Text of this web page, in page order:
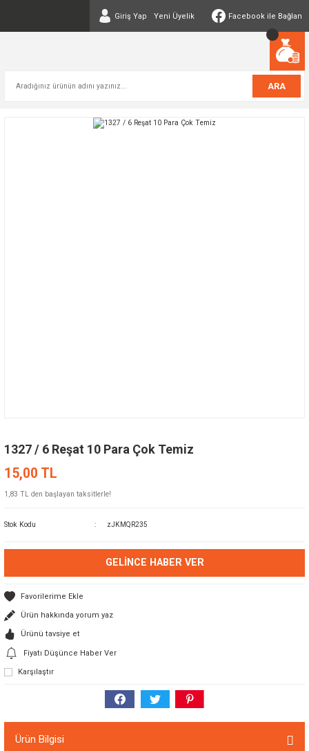
Giriş Yap Yeni Üyelik Facebook ile Bağlan
ARA
1327 / 6 Reşat 10 Para Çok Temiz
15,00 TL
1,83 TL den başlayan taksitlerle!
Stok Kodu zJKMQR235
GELINCE HABER VER
Ürün hakkında yorum yaz
Ürünü tavsiye et
Fiyatı Düşünce Haber Ver
Karşılaştır
Ürün Bilgisi